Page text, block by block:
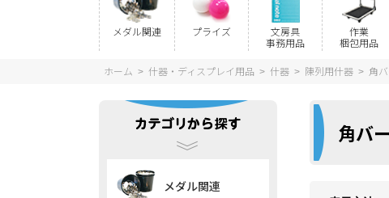
メダル関連 プライズ
文房具
事務用品
作業
梱包用品
ホーム > 什器・ディスプレイ用品 > 什器 > 陳列用什器 > 角
角バ
メダル関連